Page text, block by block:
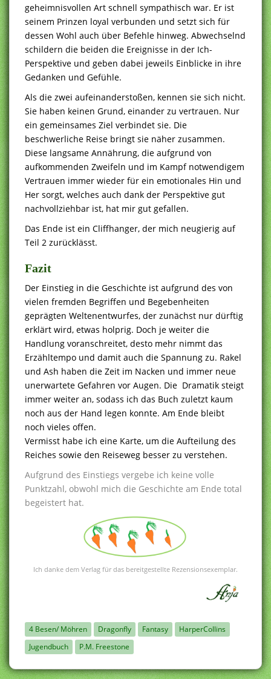
geheimnisvollen Art schnell sympathisch war. Er ist
seinem Prinzen loyal verbunden und setzt sich für
dessen Wohl auch über Befehle hinweg. Abwechselnd
schildern die beiden die Ereignisse in der Ich-
Perspektive und geben dabei jeweils Einblicke in ihre
Gedanken und Gefühle.
Als die zwei aufeinanderstoßen, kennen sie sich nicht.
Sie haben keinen Grund, einander zu vertrauen. Nur
ein gemeinsames Ziel verbindet sie. Die
beschwerliche Reise bringt sie näher zusammen.
Diese langsame Annährung, die aufgrund von
aufkommenden Zweifeln und im Kampf notwendigem
Vertrauen immer wieder für ein emotionales Hin und
Her sorgt, welches auch dank der Perspektive gut
nachvollziehbar ist, hat mir gut gefallen.
Das Ende ist ein Cliffhanger, der mich neugierig auf
Teil 2 zurücklässt.
Fazit
Der Einstieg in die Geschichte ist aufgrund des von
vielen fremden Begriffen und Begebenheiten
geprägten Weltenentwurfes, der zunächst nur dürftig
erklärt wird, etwas holprig. Doch je weiter die
Handlung voranschreitet, desto mehr nimmt das
Erzähltempo und damit auch die Spannung zu. Rakel
und Ash haben die Zeit im Nacken und immer neue
unerwartete Gefahren vor Augen. Die Dramatik steigt
immer weiter an, sodass ich das Buch zuletzt kaum
noch aus der Hand legen konnte. Am Ende bleibt
noch vieles offen.
Vermisst habe ich eine Karte, um die Aufteilung des
Reiches sowie den Reiseweg besser zu verstehen.
Aufgrund des Einstiegs vergebe ich keine volle
Punktzahl, obwohl mich die Geschichte am Ende total
begeistert hat.
Ich danke dem Verlag für das bereitgestellte Rezensionsexemplar.
4 Besen/ Möhren Dragonfly Fantasy
HarperCollins
Jugendbuch
P.M. Freestone